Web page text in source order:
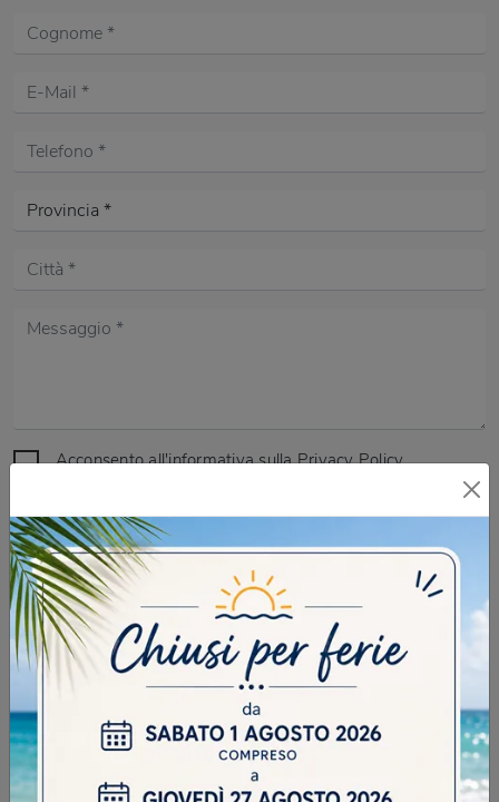
SFOGLIA I NOSTRI CATALOGHI
Acconsento all'informativa sullaPrivacy Policy
DOMANDA DI SICUREZZA
Scrivere la parola "Fragole" al singolare
INVIA